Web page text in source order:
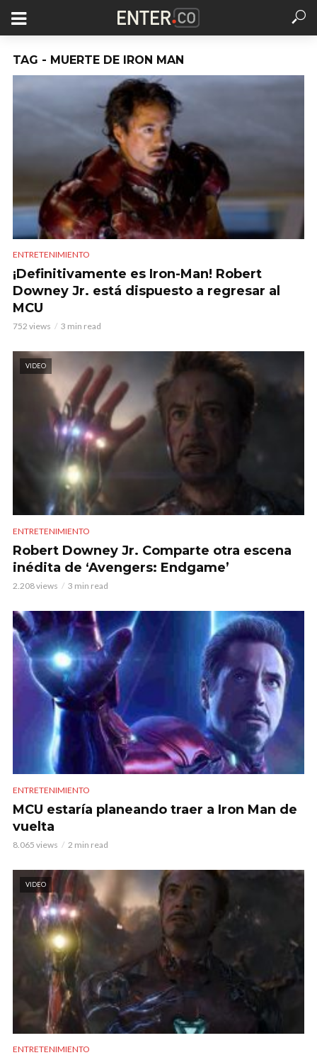
TAG - MUERTE DE IRON MAN
ENTRETENIMIENTO
¡Definitivamente es Iron-Man! Robert
Downey Jr. está dispuesto a regresar al
MCU
752 views 3 min read
VIDEO
ENTRETENIMIENTO
Robert Downey Jr. Comparte otra escena
inédita de ‘Avengers: Endgame’
2.208 views 3 min read
ENTRETENIMIENTO
MCU estaría planeando traer a Iron Man de
vuelta
8.065 views 2 min read
VIDEO
ENTRETENIMIENTO